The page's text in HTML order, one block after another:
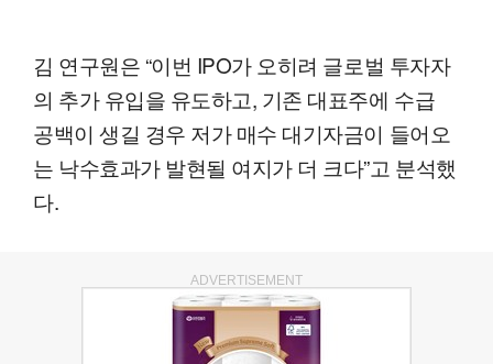
김 연구원은 “이번 IPO가 오히려 글로벌 투자자
의 추가 유입을 유도하고, 기존 대표주에 수급
공백이 생길 경우 저가 매수 대기자금이 들어오
는 낙수효과가 발현될 여지가 더 크다”고 분석했
다.
ADVERTISEMENT